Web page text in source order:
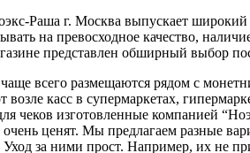
Раша г. Москва выпускает
на превосходное качество,
представлен обширный выбор
всего размещаются рядом с
касс в супермаркетах,
чеков изготовленные компанией
ценят. Мы предлагаем разные
за ними прост. Например, их не